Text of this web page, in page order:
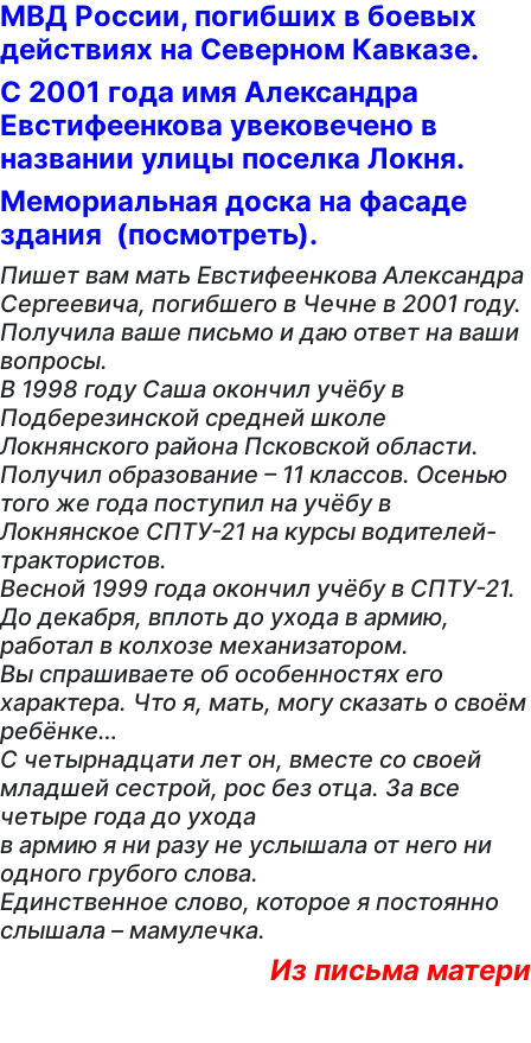
МВД России, погибших в боевых
действиях на Северном Кавказе.
С 2001 года имя Александра
Евстифеенкова увековечено в
названии улицы поселка Локня.
Мемориальная доска на фасаде
здания (посмотреть).
Пишет вам мать Евстифеенкова Александра
Сергеевича, погибшего в Чечне в 2001 году.
Получила ваше письмо и даю ответ на ваши
вопросы.
В 1998 году Саша окончил учёбу в
Подберезинской средней школе
Локнянского района Псковской области.
Получил образование – 11 классов. Осенью
того же года поступил на учёбу в
Локнянское СПТУ-21 на курсы водителей-
трактористов.
Весной 1999 года окончил учёбу в СПТУ-21.
До декабря, вплоть до ухода в армию,
работал в колхозе механизатором.
Вы спрашиваете об особенностях его
характера. Что я, мать, могу сказать о своём
ребёнке…
С четырнадцати лет он, вместе со своей
младшей сестрой, рос без отца. За все
четыре года до ухода
в армию я ни разу не услышала от него ни
одного грубого слова.
Единственное слово, которое я постоянно
слышала – мамулечка.
Из письма матери